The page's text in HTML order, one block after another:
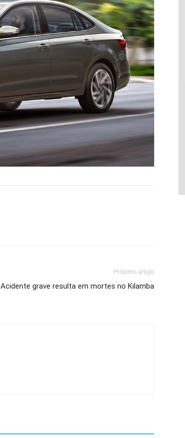
Próximo artigo
Acidente grave resulta em mortes no Kilamba